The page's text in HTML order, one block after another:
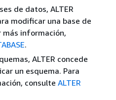
de datos, ALTER
modificar una base de
más información,
.
ALTER concede
un esquema. Para
consulte ALTER